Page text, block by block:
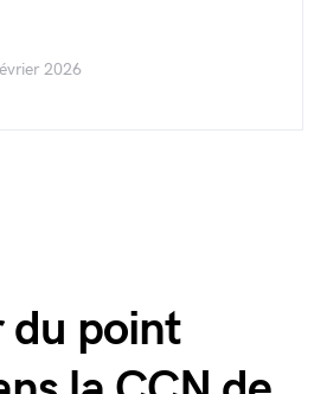
2026
du point